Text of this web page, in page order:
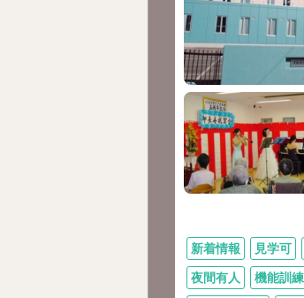
新着情報 見学可
夜間有人 機能訓